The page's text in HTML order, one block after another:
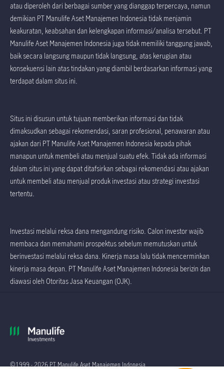
atau diperoleh dari berbagai sumber yang dianggap terpercaya, namun
demikian PT Manulife Aset Manajemen Indonesia tidak menjamin
keakuratan, keabsahan dan kelengkapan informasi/analisa tersebut. PT
Manulife Aset Manajemen Indonesia juga tidak memiliki tanggung jawab,
baik secara langsung maupun tidak langsung, atas kerugian atau
konsekuensi lain atas tindakan yang diambil berdasarkan informasi yang
terdapat dalam situs ini.
Situs ini disusun untuk tujuan memberikan informasi dan tidak
dimaksudkan sebagai rekomendasi, saran profesional, penawaran atau
ajakan dari PT Manulife Aset Manajemen Indonesia kepada pihak
manapun untuk membeli atau menjual suatu efek. Tidak ada informasi
dalam situs ini yang dapat ditafsirkan sebagai rekomendasi atau ajakan
untuk membeli atau menjual produk investasi atau strategi investasi
tertentu.
Investasi melalui reksa dana mengandung risiko. Calon investor wajib
membaca dan memahami prospektus sebelum memutuskan untuk
berinvestasi melalui reksa dana. Kinerja masa lalu tidak mencerminkan
kinerja masa depan. PT Manulife Aset Manajemen Indonesia berizin dan
diawasi oleh Otoritas Jasa Keuangan (OJK).
©1999 - 2026 PT Manulife Aset Manajemen Indonesia